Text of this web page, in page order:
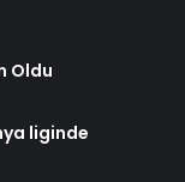
Oldu
liginde